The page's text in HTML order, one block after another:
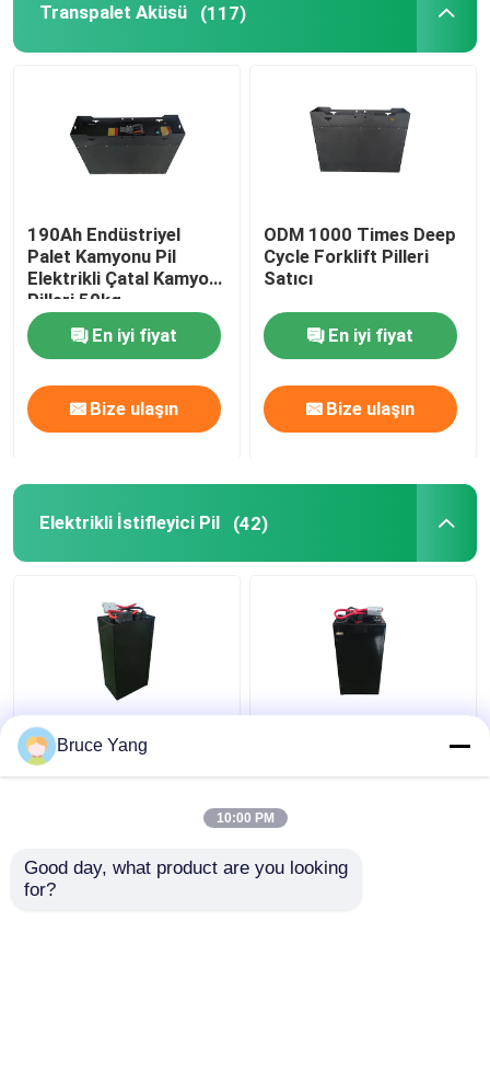
Transpalet Aküsü (117)
190Ah Endüstriyel
Palet Kamyonu Pil
Elektrikli Çatal Kamyon
Pilleri 50kg
En iyi fiyat
Bize ulaşın
ODM 1000 Times Deep
Cycle Forklift Pilleri
Satıcı
En iyi fiyat
Bize ulaşın
Elektrikli İstifleyici Pil (42)
Lityum Elektrikli
Yükleyici Batarya
48V Lityum Endüstriyel
Forklift 15kg
Bruce Yang
10:00 PM
Good day, what product are you looking
for?